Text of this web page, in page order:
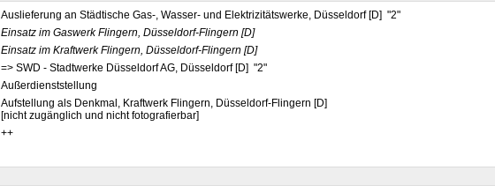
Auslieferung an Städtische Gas-, Wasser- und Elektrizitätswerke, Düsseldorf [D] "2"
Einsatz im Gaswerk Flingern, Düsseldorf-Flingern [D]
Einsatz im Kraftwerk Flingern, Düsseldorf-Flingern [D]
=> SWD - Stadtwerke Düsseldorf AG, Düsseldorf [D] "2"
Außerdienststellung
Aufstellung als Denkmal, Kraftwerk Flingern, Düsseldorf-Flingern [D]
[nicht zugänglich und nicht fotografierbar]
++